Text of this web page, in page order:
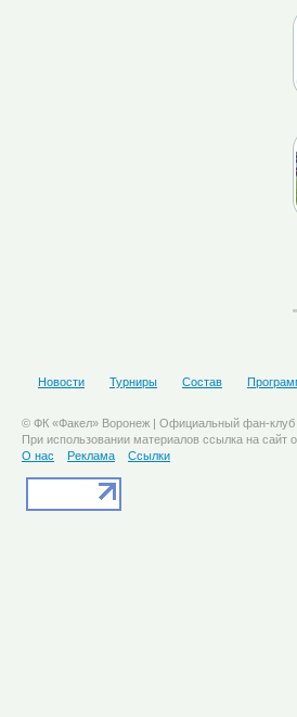
Новости Турниры Состав
© ФК «Факел» Воронеж | Официальный фан-клуб
При использовании материалов ссылка на сайт
О нас
Реклама Ссылки